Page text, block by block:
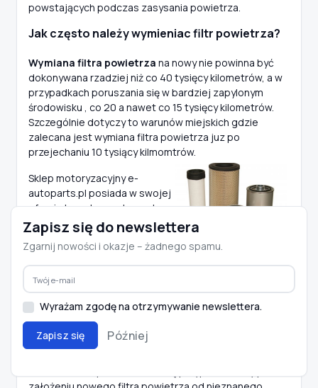
powstających podczas zasysania powietrza.
Jak często należy wymieniac filtr powietrza?
Wymiana filtra powietrza na nowy nie powinna być
dokonywana rzadziej niż co 40 tysięcy kilometrów, a w
przypadkach poruszania się w bardziej zapylonym
środowisku , co 20 a nawet co 15 tysięcy kilometrów.
Szczególnie dotyczy to warunów miejskich gdzie
zalecana jest wymiana filtra powietrza juz po
przejechaniu 10 tysiący kilmomtrów.
Sklep motoryzacyjny e-
autoparts.pl posiada w swojej
ofercie bogaty asortyment
filtrów powietrzado niemal
wszystkich marek
samochodów. Służymy
fachowym doradztwem w
zakresie prawidłowego doboru filtra powietrza do
samochodu naszych Klientów. Można u nas kupić filtry
powietrza uznanych producentów, takich jakBosch
,Filtron
zamiennikiJapanparts,Optima
Zapisz się do newslettera
Zgarnij nowości i okazje – żadnego spamu.
Wyrażam zgodę na otrzymywanie newslettera.
Zapisz się Później